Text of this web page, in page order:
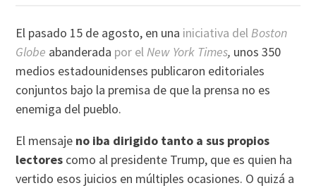
El pasado 15 de agosto, en una iniciativa delBoston
Globe abanderada por elNew York Times, unos 350
medios estadounidenses publicaron editoriales
conjuntos bajo la premisa de que la prensa no es
enemiga del pueblo.
El mensaje no iba dirigido tanto a sus propios
lectores como al presidente Trump, que es quien ha
vertido esos juicios en múltiples ocasiones. O quizá a